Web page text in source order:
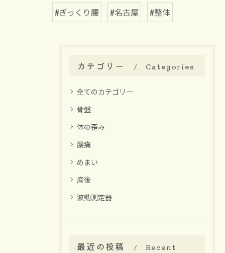
#ぎっくり腰 #名古屋 #整体
カテゴリー Categories
全てのカテゴリー
骨盤
体の歪み
腰痛
めまい
産後
波動測定器
最近の投稿
Recent